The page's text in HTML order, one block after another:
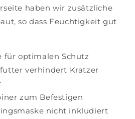
haben wir zusätzliche
so dass Feuchtigkeit gut
für optimalen Schutz
verhindert Kratzer
zum Befestigen
nicht inkludiert